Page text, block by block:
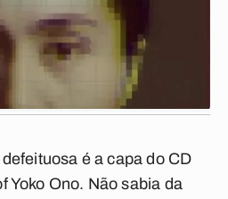
é a capa do CD
Yoko Ono. Não sabia da